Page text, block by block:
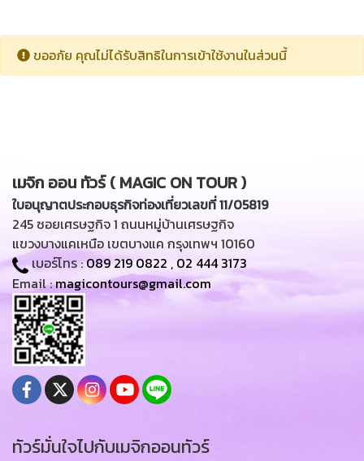
ขออภัย คุณไม่ได้รับสิทธิในการเข้าใช้งานในส่วนนี้
เมจิก ออน ทัวร์ ( MAGIC ON TOUR )
ใบอนุญาตประกอบธุรกิจท่องเที่ยวเลขที่ 11/05819
245 ซอยเศรษฐกิจ 1 ถนนหมู่บ้านเศรษฐกิจ
แขวงบางแคเหนือ เขตบางแค กรุงเทพฯ 10160
เบอร์โทร :089 219 0822 , 02 444 3173
Email :magicontours@gmail.com
ทัวร์มั่นใจไปกับเมจิกออนทัวร์